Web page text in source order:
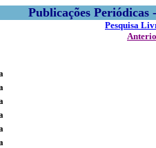
Publicações
Pesquisa